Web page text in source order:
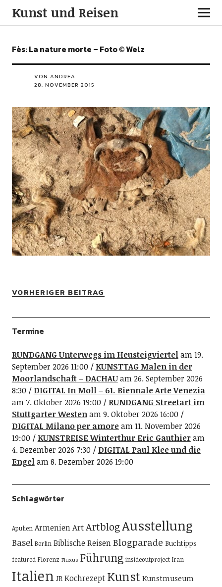
Kunst und Reisen
Fès: La nature morte – Foto © Welz
VON ANDREA
28. NOVEMBER 2015
VORHERIGER BEITRAG
Termine
RUNDGANG Unterwegs im Heusteigviertelam 19.
September 2026 11:00
KUNSTTAG Malen in der
Moorlandschaft – DACHAUam 26. September 2026
8:30
DIGITAL In Moll – 61. Biennale Arte Venezia
am 7. Oktober 2026 19:00
RUNDGANG Streetart im
Stuttgarter Westenam 9. Oktober 2026 16:00
DIGITAL Milano per amoream 11. November 2026
19:00
KUNSTREISE Winterthur Eric Gauthieram
4. Dezember 2026 7:30
DIGITAL Paul Klee und die
Engelam 8. Dezember 2026 19:00
Schlagwörter
Apulien ArmenienArtArtblogAusstellung
Basel Berlin Biblische ReisenBlogparade Buchtipps
featured Florenz Fluxus Führung insideoutproject Iran
Italien JR Kochrezept Kunst Kunstmuseum